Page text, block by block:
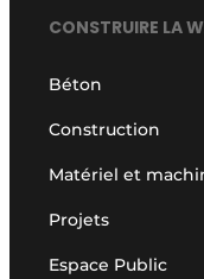
CONSTRUIRE LA
Béton
Construction
Matériel et
Projets
Espace Public